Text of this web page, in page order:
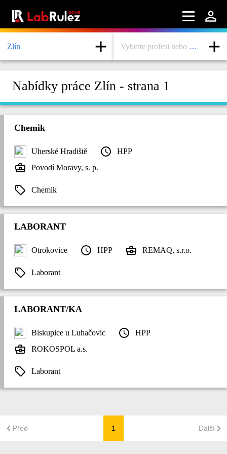
Další informace
Webináře
O nás
Kontaktujte nás
Podmínky užití
LabRulez s.r.o. Všechna práva vyhrazena. Obsah
Zachovejte licenci.
Zlín Vyberte profesi nebo obor
Nabídky práce Zlín - strana 1
Chemik
Uherské Hradiště
HPP
Povodí Moravy, s. p.
Chemik
LABORANT
Otrokovice HPP REMAQ, s.r.o.
Laborant
LABORANT/KA
Biskupice u Luhačovic
HPP
ROKOSPOL a.s.
Laborant
Před 1 Další